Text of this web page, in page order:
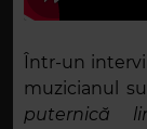
Într-un
muzicianul
puternică